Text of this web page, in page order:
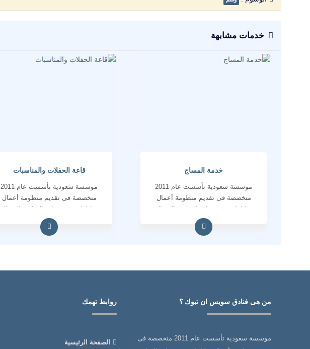
خدمات مشابهة
خدمة المساج
موسسة سعودية تأسست عام 2011
متخصصة فى تقديم منظومة أعمال
متكاملة فى خدمات الاعلام والاتصال
المؤسسى والانتاج الاعلامى
قاعة الحفلات والمناسبات
موسسة سعودية تأسست عام 2011
متخصصة فى تقديم منظومة أعمال
متكاملة فى خدمات الاعلام والاتصال
المؤسسى والانتاج الاعلامى
من هى فنادق سويس ان تبوك ؟
موسسة سعودية تأسست عام 2011 متخصصة فى
روابط تهمك
الصفحة الرئيسية